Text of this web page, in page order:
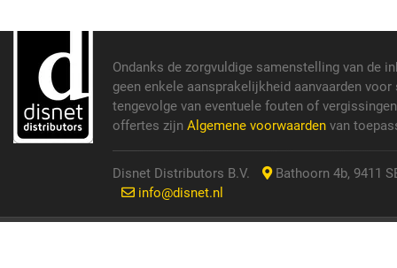
Ondanks de zorgvuldige samenstelling van de
geen enkele aansprakelijkheid aanvaarden
tengevolge van eventuele fouten of
offertes zijn Algemene voorwaarden van
Disnet Distributors B.V.
Bathoorn 4b, 9411
info@disnet.nl